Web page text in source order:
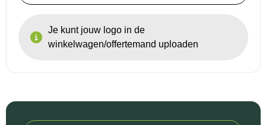
Je kunt jouw logo in de
winkelwagen/offertemand uploaden